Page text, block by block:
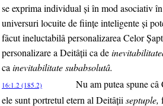
se exprima individual şi în mod asociativ
universuri locuite de fiinţe inteligente şi
fâcut ineluctabilâ personalizarea Celor
personalizare a Deitâţii ca de
ca inevitabilitate subabsolutâ.
16:1.2 (185.2) Nu am putea spune
ele sunt portretul etern al Deitâţii septuple,